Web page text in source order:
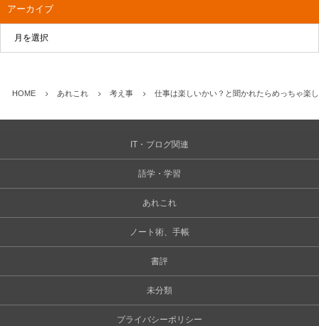
アーカイブ
HOME あれこれ 考え事 仕事は楽しいかい？と聞かれたらめっちゃ楽
IT・ブログ関連
語学・学習
あれこれ
ノート術、手帳
書評
未分類
プライバシーポリシー